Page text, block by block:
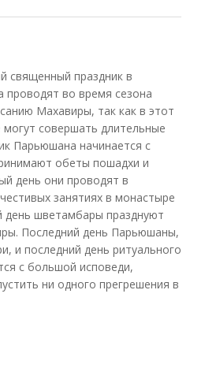
праздник в
во время сезона
Махавиры, так как в этот
совершать длительные
Парьюшана начинается с
обеты пошадхи и
день они проводят в
занятиях в монастыре
день шветамбары празднуют
Последний день Парьюшаны,
и последний день ритуального
с большой исповеди,
ни одного прегрешения в